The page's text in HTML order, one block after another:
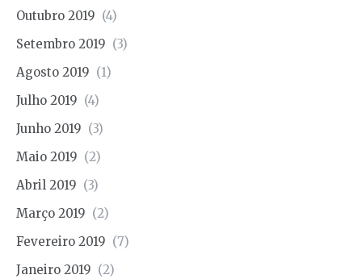
Outubro 2019 (4)
Setembro 2019 (3)
Agosto 2019 (1)
Julho 2019 (4)
Junho 2019 (3)
Maio 2019 (2)
Abril 2019 (3)
Março 2019 (2)
Fevereiro 2019 (7)
Janeiro 2019 (2)